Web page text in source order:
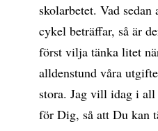
skolarbetet. Vad
cykel beträffar, så är
först vilja tänka litet
alldenstund våra
stora. Jag vill idag i
för Dig, så att Du kan